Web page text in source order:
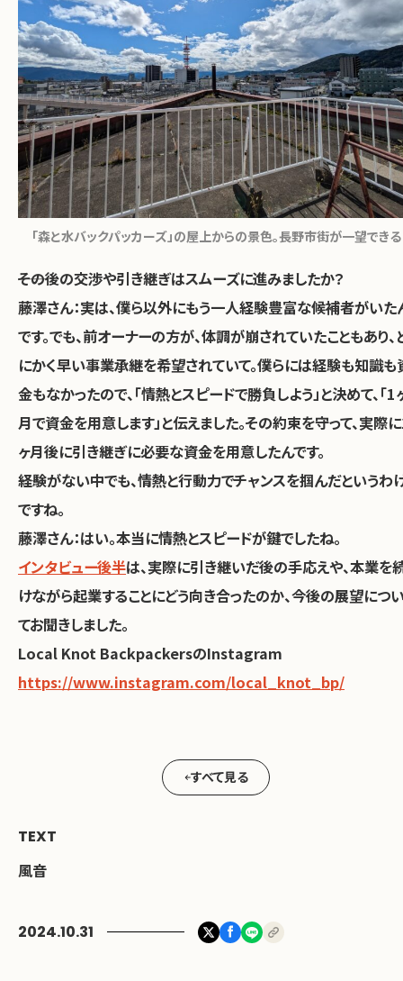
2024.10.31
「森と水バックパッカーズ」の屋上からの景色。長野市街が一望できる
――その後の交渉や引き継ぎはスムーズに進みましたか？
藤澤さん：実は、僕ら以外にもう一人経験豊富な候補者がいた
です。でも、前オーナーの方が、体調が崩されていたこともあり、
にかく早い事業承継を希望されていて。僕らには経験も知識も
金もなかったので、「情熱とスピードで勝負しよう」と決めて、「1
月で資金を用意します」と伝えました。その約束を守って、実際
ヶ月後に引き継ぎに必要な資金を用意したんです。
――経験がない中でも、情熱と行動力でチャンスを掴んだというわ
ですね。
藤澤さん：はい。本当に情熱とスピードが鍵でしたね。
インタビュー後半は、実際に引き継いだ後の手応えや、本業を
けながら起業することにどう向き合ったのか、今後の展望につ
てお聞きしました。
Local Knot BackpackersのInstagram
https://www.instagram.com/local_knot_bp/
すべて見る
TEXT
風音